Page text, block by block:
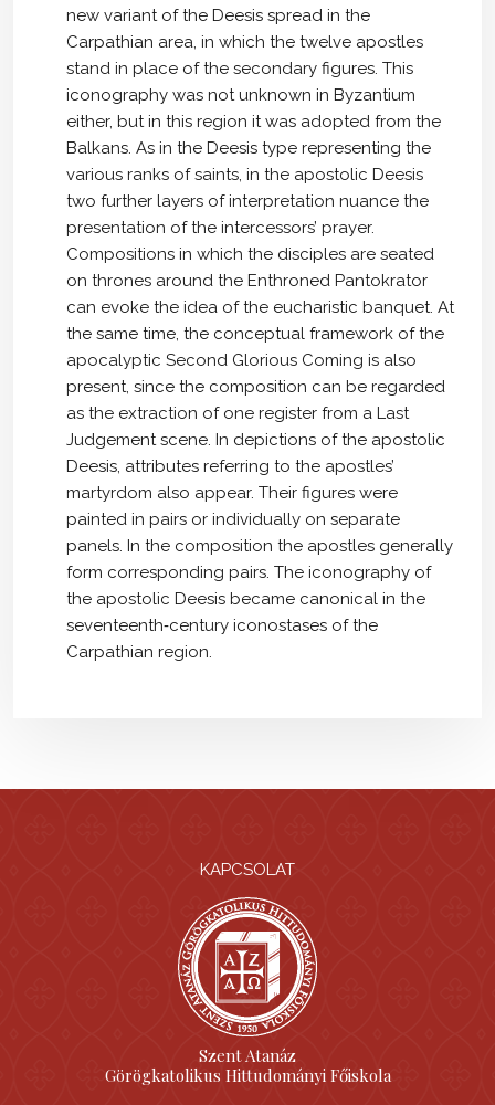
new variant of the Deesis spread in the
Carpathian area, in which the twelve apostles
stand in place of the secondary figures. This
iconography was not unknown in Byzantium
either, but in this region it was adopted from the
Balkans. As in the Deesis type representing the
various ranks of saints, in the apostolic Deesis
two further layers of interpretation nuance the
presentation of the intercessors’ prayer.
Compositions in which the disciples are seated
on thrones around the Enthroned Pantokrator
can evoke the idea of the eucharistic banquet. At
the same time, the conceptual framework of the
apocalyptic Second Glorious Coming is also
present, since the composition can be regarded
as the extraction of one register from a Last
Judgement scene. In depictions of the apostolic
Deesis, attributes referring to the apostles’
martyrdom also appear. Their figures were
painted in pairs or individually on separate
panels. In the composition the apostles generally
form corresponding pairs. The iconography of
the apostolic Deesis became canonical in the
seventeenth‑century iconostases of the
Carpathian region.
KAPCSOLAT
Szent Atanáz
Görögkatolikus Hittudományi Főiskola